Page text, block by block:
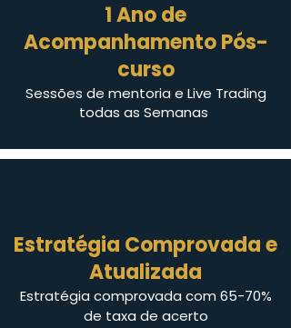
1 Ano de
Acompanhamento Pós-
curso
Sessões de mentoria e Live Trading
todas as Semanas
Estratégia Comprovada e
Atualizada
Estratégia comprovada com 65-70%
de taxa de acerto